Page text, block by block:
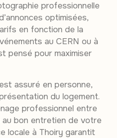
professionnelle
optimisées,
en fonction de la
au CERN ou à
pensé pour maximiser
assuré en personne,
du logement.
professionnel entre
bon entretien de votre
locale à Thoiry garantit